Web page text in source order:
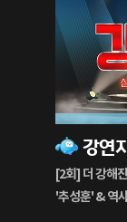
강연
[2회] 더 강해
'추성훈' & 역
95%
재
생
중